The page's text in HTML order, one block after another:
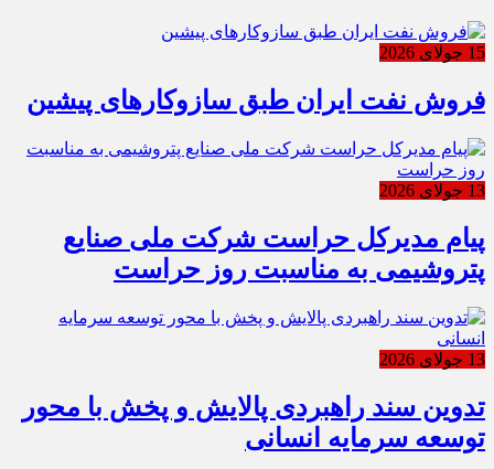
15 جولای 2026
فروش نفت ایران طبق سازوکارهای پیشین
13 جولای 2026
پیام مدیرکل حراست شرکت ملی صنایع
پتروشیمی به مناسبت روز حراست
13 جولای 2026
تدوین سند راهبردی پالایش و پخش با محور
توسعه سرمایه انسانی